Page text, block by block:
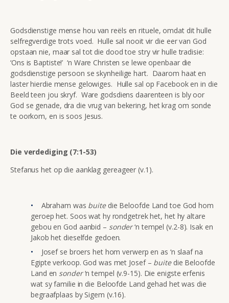
Godsdienstige mense hou van reëls en rituele, omdat dit hulle
selfregverdige trots voed. Hulle sal nooit vir die eer van God
opstaan nie, maar sal tot die dood toe stry vir hulle tradisie:
‘Ons is Baptiste!’ ‘n Ware Christen se lewe openbaar die
godsdienstige persoon se skynheilige hart. Daarom haat en
laster hierdie mense gelowiges. Hulle sal op Facebook en in die
Beeld teen jou skryf. Ware godsdiens daarenteen is bly oor
God se genade, dra die vrug van bekering, het krag om sonde
te oorkom, en is soos Jesus.
Die verdediging (7:1-53)
Stefanus het op die aanklag gereageer (v.1).
Abraham was buitedie Beloofde Land toe God hom
geroep het. Soos wat hy rondgetrek het, het hy altare
gebou en God aanbid – sonder‘n tempel (v.2-8). Isak en
Jakob het dieselfde gedoen.
Josef se broers het hom verwerp en as ‘n slaaf na
Egipte verkoop. God was met Josef – buite die Beloofde
Land en sonder‘n tempel (v.9-15). Die enigste erfenis
wat sy familie in die Beloofde Land gehad het was die
begraafplaas by Sigem (v.16).